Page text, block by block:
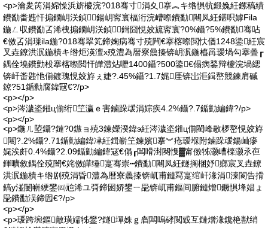
<p>瀹夎笍涓婂懆浜旂櫦浣?018骞寸涓夊搴︽キ绺惧牨鍛婏紝鏍稿績
鐨勫畨韪忓搧鐗岄浂鍞鍚岄寗寰楅洐浣嶆暩鐨勫闀凤紝鍖呮嫭Fila
鍦ㄥ収鐨勫叾浠栧搧鐗岄浂鍞鍓囧悓姣旈寗寰?0%鑷?5%鐨勫骞呫
€傚叾涓璅ila鍦?018骞翠笂鍗婅病骞寸殑闁€搴楁暩閲忕偤1248鍌紝宸
叉垚鐐洪泦鍦樻キ绺炬渶澶х殑澧為暦寮曟搸锛岄泦鍦橀爯瑷堝勾搴曡┎
鍝佺墝鐨勯杸搴楁暩閲忓皣澧炶嚦1400鑷?500鍌€傝病鍫辩櫦浣堝緦
锛屽畨韪忚偂鍍瑰悓姣斿ぇ婕?.45%鑷?1.7娓厓锛岀洰鍓嶅競鍊肩磩
鐐?51鍎勬腐鍏冦€?/p>
<p></p>
<p>涔濊垐鎺ц偂绗笁瀛ｅ害鏀跺叆涓婃疾4.2%鑷?.7鍎勭編鍏?/p>
<p></p>
<p>鍦ㄦ埅鑷?鏈?0鏃ョ殑3鍊嬫湀鍏э紝涔濊垐鎺ц偂閵峰敭椤嶅悓姣斿
闀?.2%鑷?.71鍎勭編鍏冿紝鍓嶄笁鍊嬪搴︾疮瑷堢附鏀跺叆鍚屾瘮
娓涘皯0.4%鑷?2.09鍎勭編鍏冦€傝┎闆嗗湗闋愯▓甯傚牬灏嶆檪灏氶亱
鍕曠敘鍝佺殑闇€姹傚皣缍寔骞崇┅鐨勫闀凤紝鐩搁棞妤嫏宸叉垚鐐
洪泦鍦樻キ绺剧殑涓昏澧為暦寮曟搸锛屼甫鏈冩寔绾屽湪涓湅閬告搰
鎬у湴闄嶄綆鐢㈣兘浠ユ彁鍗囦娇鐢ㄧ巼锛屼甫鏂间腑鏈熷鐝惧埄娼ょ
巼鐨勫洖鍗囥€?/p>
<p></p>
<p>瑗跨埦鏂敵璜嬬牬鐢?鐩墠姝ｇ睂闆嗚硣閲戜互鏈熷湪鑱栬獣绡